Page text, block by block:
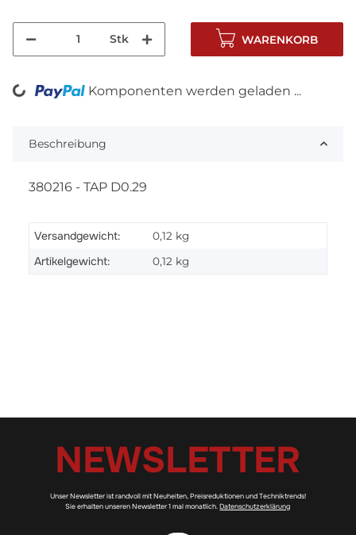
Stk WARENKORB
Loading... Komponenten werden geladen ...
Beschreibung
380216 - TAP D0.29
Versandgewicht: 0,12 kg
Artikelgewicht: 0,12 kg
NEWSLETTER
Unser Newsletter ist randvoll mit Neuheiten, Preisreduktionen und Techniktrends!
Sie erhalten unseren Newsletter 1 mal monatlich.Datenschutzerklärung